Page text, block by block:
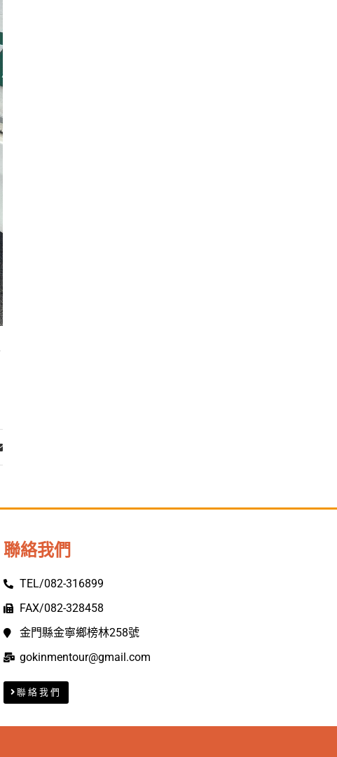
聯絡我們
TEL/082-316899
FAX/082-328458
金門縣金寧鄉榜林258號
gokinmentour@gmail.com
聯絡我們